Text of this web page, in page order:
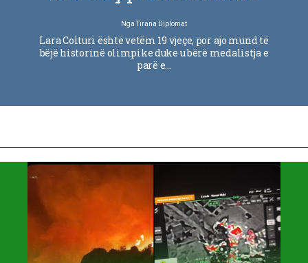
NgaTirana Diplomat
Lara Colturi është vetëm 19 vjeçe, por ajo mund të
bëjë historinë olimpike duke u bërë medalistja e
parë e…